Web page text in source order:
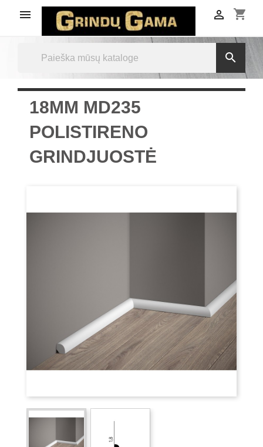
 shopping_cart


18MM MD235
POLISTIRENO
GRINDJUOSTĖ